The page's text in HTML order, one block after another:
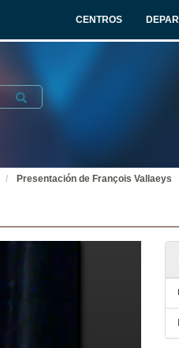
CENTROS
Submit
Presentación de François Vallaeys